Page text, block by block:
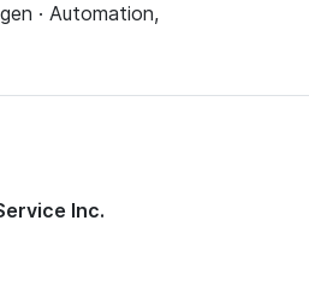
· Automation,
Inc.